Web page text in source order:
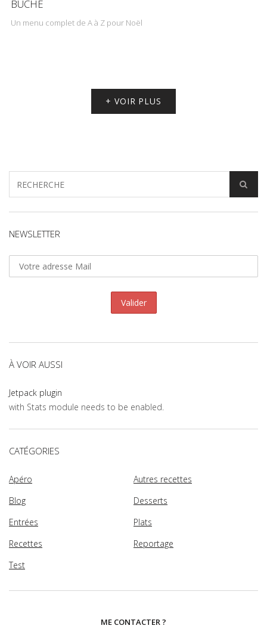
BUCHE
Un menu complet de A à Z pour Noël
+ VOIR PLUS
NEWSLETTER
À VOIR AUSSI
Jetpack plugin
with Stats module needs to be enabled.
CATÉGORIES
Apéro
Autres recettes
Blog
Desserts
Entrées
Plats
Recettes
Reportage
Test
ME CONTACTER ?